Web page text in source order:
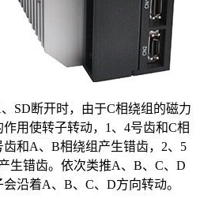
SD断开时，由于C相绕组的磁力
用使转子转动，1、4号齿和C相
和A、B相绕组产生错齿，2、5
生错齿。依次类推A、B、C、D
沿着A、B、C、D方向转动。